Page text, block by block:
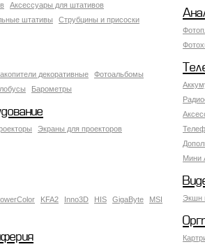
Аксессуары для штативов
штативы
Струбцины и присоски
декоративные
Фотоальбомы
Барометры
Мини
Экраны для проекторов
Экшн
KFA2 Inno3D HIS GigaByte
MSI